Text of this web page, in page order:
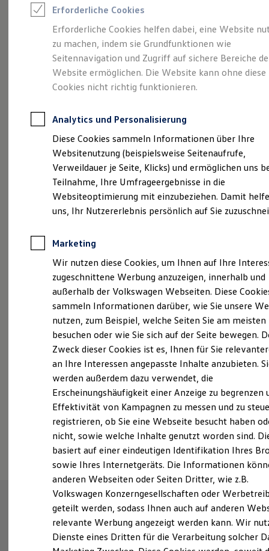
Saisonangebote
Leasing
Leasing-Angebote
Gebrauchtwagen Leasing
Junge Gebrauchtwagen-Leasing
Elektroauto Leasing
Kleinwagen-Leasing
Leasing ohne Anzahlung
Autokredit mit Schlussrate
Versicherungen und Garantien
Kfz-Versicherung
Restschuldversicherungen
Garantien
Wartungsverträge
Geschäftskunden
Professional Class bei Volkswagen
Großkunden
Behörden
Anpfiff zum Gewinn
Elektroautos
ID. Tutorials
Elektrofahrzeugkonzepte
Reichweite
Reichweite der ID. Modelle
Reichweite im Winter
Laden
Laden unterwegs
Laden Zuhause
Ladezeitensimulator
Batterie
Sicherheit
Garantie und Lebensdauer
Nachhaltigkeit
Technologie
Kosten und Kauf
Verbrauchskosten
Kaufoptionen
E-Auto-Förderung
Software und Konnektivität
Die ID. Software 6
ID. Software Versionen und Updates
Digitale Extras
Schnittstellen zu Ihrem ID.
Größer. Entspannter.
Reichweiter. Der ID.7.
Probefahrt vereinbaren
Fahrzeugangebot anfordern
Serviceanfrage stellen
Erforderliche Cookies
Erforderliche Cookies helfen dabei, eine Website
zu machen, indem sie Grundfunktionen wie
Seitennavigation und Zugriff auf sichere Bereiche
Website ermöglichen. Die Website kann ohne diese
Cookies nicht richtig funktionieren.
Analytics und Personalisierung
Diese Cookies sammeln Informationen über Ihre
Websitenutzung (beispielsweise Seitenaufrufe,
Verweildauer je Seite, Klicks) und ermöglichen uns
Teilnahme, Ihre Umfrageergebnisse in die
Websiteoptimierung mit einzubeziehen. Damit
uns, Ihr Nutzererlebnis persönlich auf Sie
Marketing
Wir nutzen diese Cookies, um Ihnen auf Ihre
zugeschnittene Werbung anzuzeigen, innerhalb und
außerhalb der Volkswagen Webseiten. Diese
sammeln Informationen darüber, wie Sie unsere
nutzen, zum Beispiel, welche Seiten Sie am meisten
besuchen oder wie Sie sich auf der Seite bewegen.
Zweck dieser Cookies ist es, Ihnen für Sie
an Ihre Interessen angepasste Inhalte anzubieten.
werden außerdem dazu verwendet, die
Erscheinungshäufigkeit einer Anzeige zu begrenzen
Effektivität von Kampagnen zu messen und zu
registrieren, ob Sie eine Webseite besucht haben
nicht, sowie welche Inhalte genutzt worden sind.
basiert auf einer eindeutigen Identifikation Ihres
sowie Ihres Internetgeräts. Die Informationen
anderen Webseiten oder Seiten Dritter, wie z.B.
Volkswagen Konzerngesellschaften oder
geteilt werden, sodass Ihnen auch auf anderen
relevante Werbung angezeigt werden kann. Wir
Dienste eines Dritten für die Verarbeitung solcher